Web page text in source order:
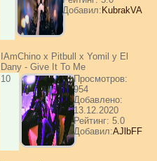
Добавил: KubrakVA
IAmChino x Pitbull x Yomil y El
Dany - Give It To Me
10
Просмотров:
954
Добавлено:
13.12.2020
Рейтинг: 5.0
Добавил:AJlbFF